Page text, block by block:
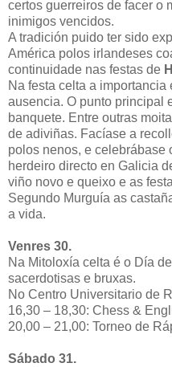
certos guerreiros de facer o
inimigos vencidos.
A tradición puido ter sido
América polos irlandeses
continuidade nas festas de
Na festa celta a
ausencia. O punto principal
banquete. Entre outras
de adiviñas. Facíase a
polos nenos, e celebrábase
herdeiro directo en Galicia
viño novo e queixo e as
Segundo Murguía as
a vida.
Venres 30.
Na Mitoloxía celta é o Día
sacerdotisas e bruxas.
No Centro Universitario de
16,30 – 18,30: Chess &
20,00 – 21,00: Torneo de
Sábado 31.